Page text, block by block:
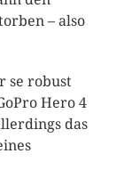
– also
se robust
Hero 4
das